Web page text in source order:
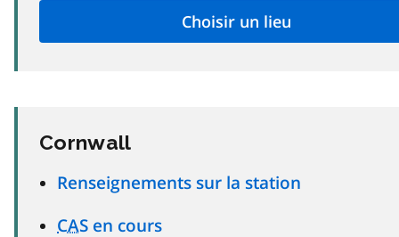
Cornwall
Renseignements sur la station
CAS en cours